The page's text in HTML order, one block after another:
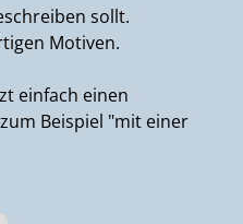
sollt.
Motiven.
einfach einen
Beispiel "mit einer